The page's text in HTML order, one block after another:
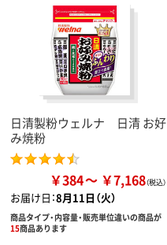
日清製粉ウェルナ 日清 お好
み焼粉
￥384 ￥7,168
お届け日：8月11日（火）
商品タイプ・内容量・販売単位違いの商品が
15商品あります